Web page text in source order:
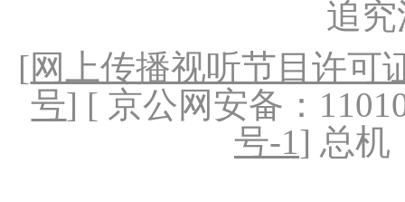
追
[网上传播视听节目许可
号] [ 京公网安备：
号-1] 总机